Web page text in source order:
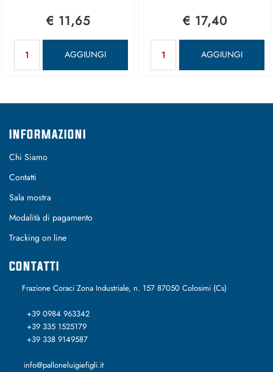
€ 11,65
AGGIUNGI
€ 17,40
AGGIUNGI
INFORMAZIONI
Chi Siamo
Contatti
Sala mostra
Modalità di pagamento
Tracking on line
CONTATTI
Frazione Coraci Zona Industriale, n. 157 87050 Colosimi (Cs)
+39 0984 963342
+39 335 1525179
+39 338 9149587
info@palloneluigiefigli.it